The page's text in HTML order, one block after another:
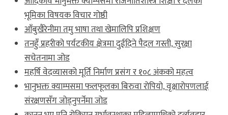
भूमिका विषयक विचार गोष्ठी
आँबुखैरेनीमा तमु भाषा तथा खेमालिपि प्रशिक्षण
तनहुँ प्रहरीको पर्यटकीय क्षेत्रमा दुईदिने पैदल गस्ती, सुरक्षा
सचेतनामा जोड
महर्षि वेदव्यासको मूर्ति निर्माण प्रसंग र १०८ अंकको महत्व
भानुभक्त क्याम्पसमा फलफूलका बिरुवा रोपियो, वृक्षारोपणलाई
संरक्षणसँग जोड्नुपर्नेमा जोड